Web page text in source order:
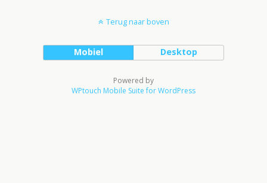
Terug naar boven
Mobiel Desktop
Powered by
WPtouch Mobile Suite for WordPress